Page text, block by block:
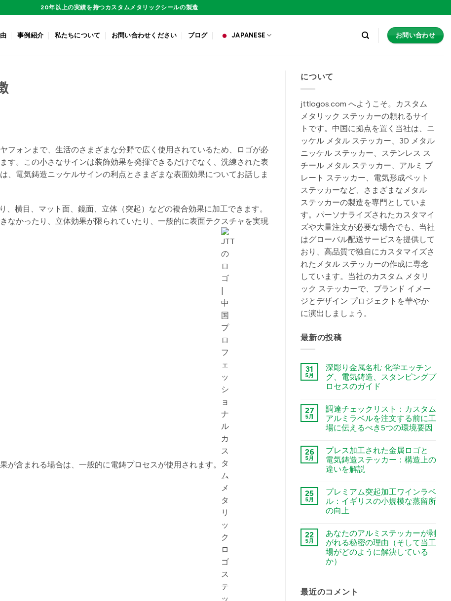
20年以上の実績を持つカスタムメタリックシールの製造
事例紹介 私たちについて お問い合わせください ブログ JAPANESE お問い合わせ
フォンまで、生活のさまざまな分野で広く使用されているため、ロゴが必
す。この小さなサインは装飾効果を発揮できるだけでなく、洗練された表
、電気鋳造ニッケルサインの利点とさまざまな表面効果についてお話しま
横目、マット面、鏡面、立体（突起）などの複合効果に加工できます。
なかったり、立体効果が限られていたり、一般的に表面テクスチャを実現
含まれる場合は、一般的に電鋳プロセスが使用されます。
について
jttlogos.com へようこそ。カスタム
メタリック ステッカーの頼れるサイ
トです。中国に拠点を置く当社は、ニ
ッケル メタル ステッカー、3D メタル
ニッケル ステッカー、ステンレス ス
チール メタル ステッカー、アルミ プ
レート ステッカー、電気形成ペット
ステッカーなど、さまざまなメタル
ステッカーの製造を専門としていま
す。パーソナライズされたカスタマイ
ズや大量注文が必要な場合でも、当社
はグローバル配送サービスを提供して
おり、高品質で独自にカスタマイズさ
れたメタル ステッカーの作成に専念
しています。当社のカスタム メタリ
ック ステッカーで、ブランド イメー
ジとデザイン プロジェクトを華やか
に演出しましょう。
最新の投稿
31
5月
深彫り金属名札: 化学エッチン
グ、電気鋳造、スタンピングプ
ロセスのガイド
नहीं
Deep
Engraving
Metal
Guide
to
Chemical
Etching,
Electroforming,
Processes
में
27
5月
調達チェックリスト：カスタム
アルミラベルを注文する前に工
場に伝えるべき5つの環境要因
नहीं
The
Sourcing
Checklist:
Factors
You
Must
Tell
Your
Ordering
Custom
Aluminum
Labels
में
26
5月
プレス加工された金属ロゴと
電気鋳造ステッカー：構造上の
違いを解説
नहीं
Stamped
Metal
Logo
Sticker:
Structural
Differences
Explained
में
25
5月
プレミアム突起加工ワインラベ
ル：イギリスの小規模な蒸留所
の向上
नहीं
Premium
Embossed
Wine
Labels:
Elevating
में
22
5月
あなたのアルミステッカーが剥
がれる秘密の理由（そして当工
場がどのように解決している
か）
The
Secret
最近のコメント